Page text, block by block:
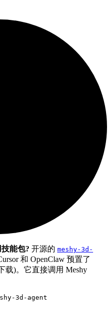
能包? 开源的 meshy-3d-
和 OpenClaw 预置了
)。它直接调用 Meshy
3d-agent